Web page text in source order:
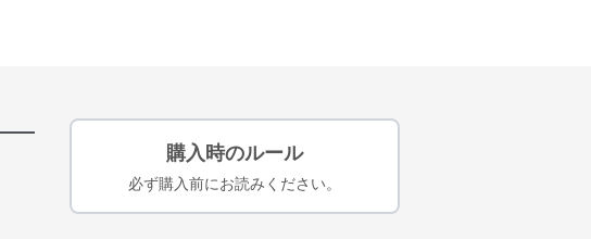
購入時のルール
必ず購入前にお読みください。